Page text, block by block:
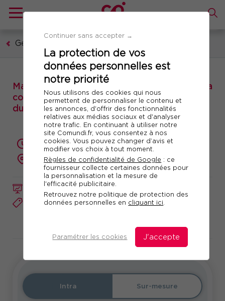
Continuer sans accepter →
La protection de vos
données personnelles est
notre priorité
Nous utilisons des cookies qui nous
permettent de personnaliser le contenu et
les annonces, d'offrir des fonctionnalités
relatives aux médias sociaux et d'analyser
notre trafic. En continuant à utiliser notre
site Comundi.fr, vous consentez à nos
cookies. Vous pouvez changer d’avis et
modifier vos choix à tout moment.
Règles de confidentialité de Google : ce
fournisseur collecte certaines données pour
la personnalisation et la mesure de
l'efficacité publicitaire.
Retrouvez notre politique de protection des
données personnelles en cliquant ici.
Paramétrer les cookies J'accepte
Gestion publique
FORMATION / MATINALE ACTUALITÉ
Réf. 11825
Matinale : Actualité sur le verdissement de la
commande publique et l’achat public
durable
3.5 heures
à distance
Intra Sur-mesure